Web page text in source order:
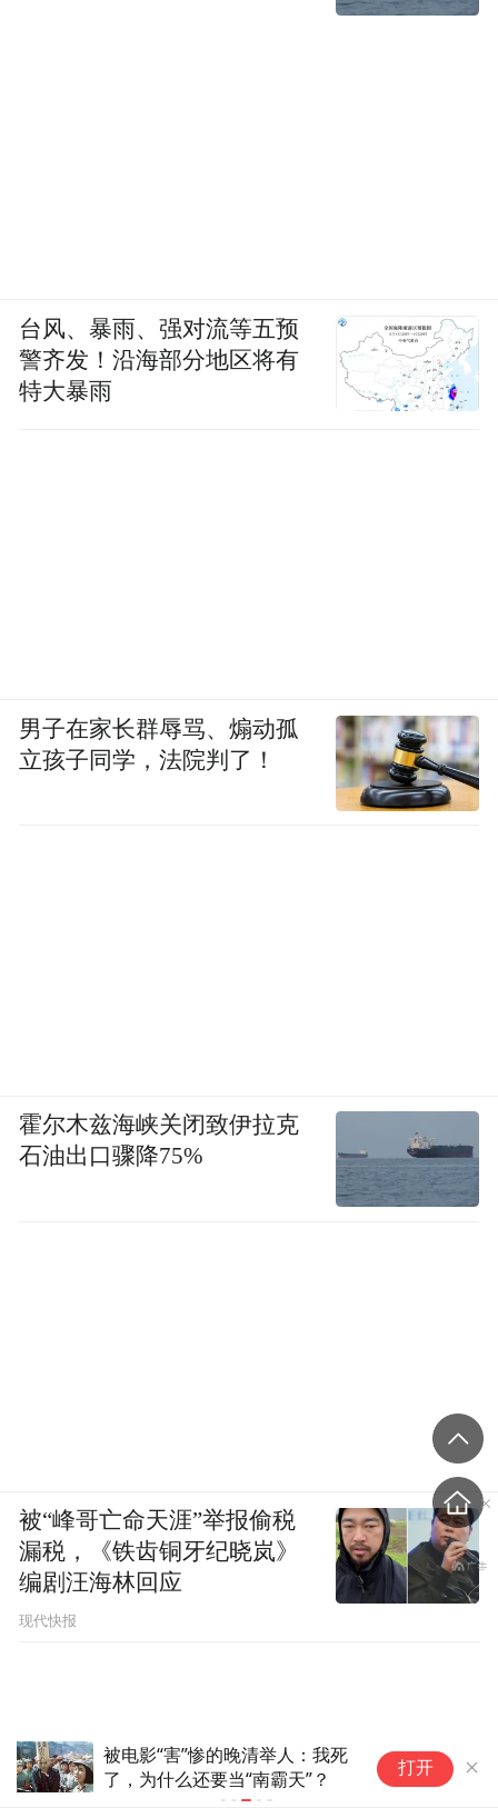
被指卖假货，女演员道歉 打开
台风、暴雨、强对流等五预
警齐发！沿海部分地区将有
特大暴雨
男子在家长群辱骂、煽动孤
立孩子同学，法院判了！
霍尔木兹海峡关闭致伊拉克
石油出口骤降75%
被“峰哥亡命天涯”举报偷税
漏税，《铁齿铜牙纪晓岚》
编剧汪海林回应
现代快报